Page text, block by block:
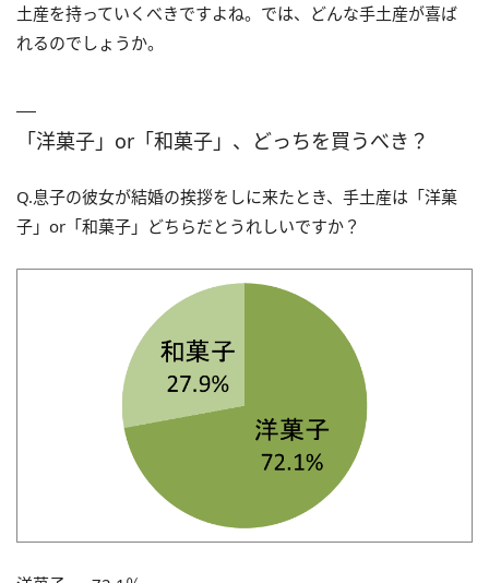
土産を持っていくべきですよね。では、どんな手土産が喜ば
れるのでしょうか。
「洋菓子」or「和菓子」、どっちを買うべき？
Q.息子の彼女が結婚の挨拶をしに来たとき、手土産は「洋菓
子」or「和菓子」どちらだとうれしいですか？